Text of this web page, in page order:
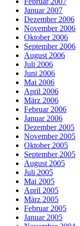
Januar 2007
Dezember 2006
November 2006
Oktober 2006
September 2006
August 2006
Juli 2006
Juni 2006
Mai 2006
April 2006
März 2006
Februar 2006
Januar 2006
Dezember 2005
November 2005
Oktober 2005
September 2005
August 2005
Juli 2005
Mai 2005
April 2005
März 2005
Februar 2005
Januar 2005